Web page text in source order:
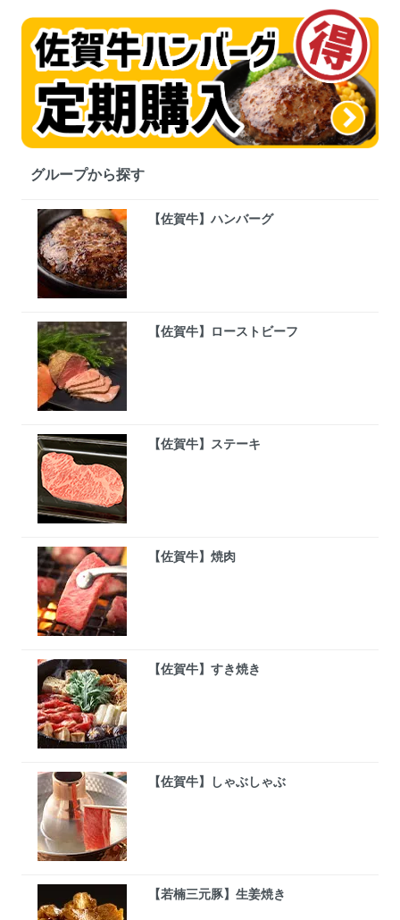
グループから探す
【佐賀牛】ハンバーグ
【佐賀牛】ローストビーフ
【佐賀牛】ステーキ
【佐賀牛】焼肉
【佐賀牛】すき焼き
【佐賀牛】しゃぶしゃぶ
【若楠三元豚】生姜焼き